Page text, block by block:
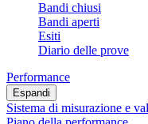
Bandi chiusi
Bandi aperti
Esiti
Diario delle prove
Performance
Espandi
Sistema di misurazione e